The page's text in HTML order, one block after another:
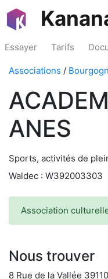
Essayer Tarifs
Associations /
ANES
Sports, activités de
Waldec : W392003303
Association
Nous trouver
8 Rue de la Vallée